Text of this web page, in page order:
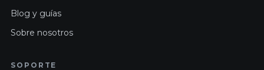
Blog y guías
Sobre nosotros
SOPORTE